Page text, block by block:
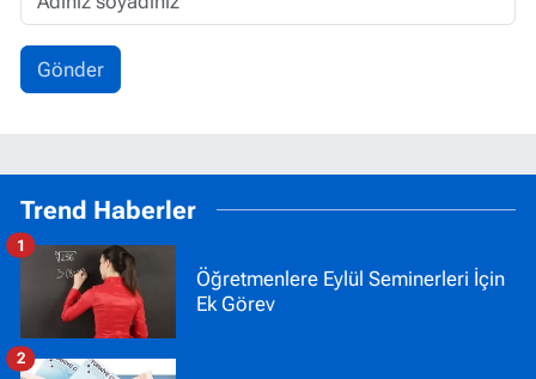
Gönder
Trend Haberler
Öğretmenlere Eylül Seminerleri İçin
Ek Görev
1
2